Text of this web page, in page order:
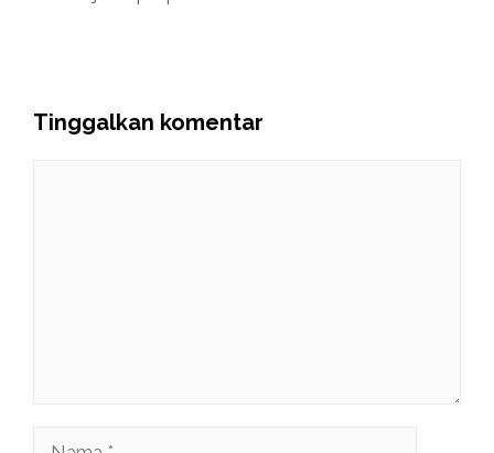
Tinggalkan komentar
Nama